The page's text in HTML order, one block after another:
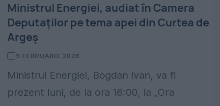
Ministrul Energiei, audiat în Camera
Deputaților pe tema apei din Curtea de
Argeș
9 FEBRUARIE 2026
Ministrul Energiei, Bogdan Ivan, va fi
prezent luni, de la ora 16:00, la „Ora